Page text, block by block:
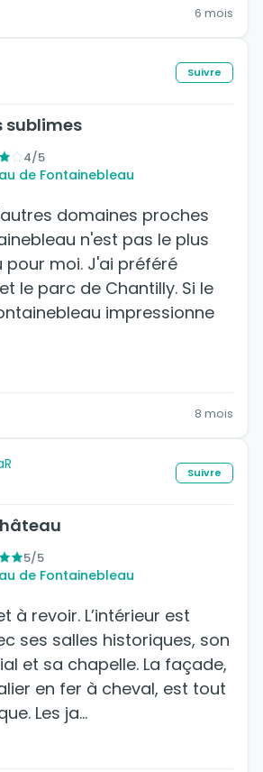
6 mois
Suivre
sublimes
4/5
de Fontainebleau
domaines proches
n'est pas le plus
moi. J'ai préféré
le parc de Chantilly. Si le
impressionne
8 mois
Suivre
5/5
de Fontainebleau
à revoir. L’intérieur est
ses salles historiques, son
et sa chapelle. La façade,
en fer à cheval, est tout
Les ja…